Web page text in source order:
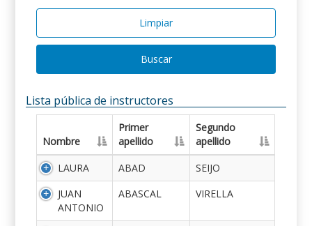
Limpiar
Buscar
Lista pública de instructores
Nombre
Primer
apellido
Segundo
apellido
LAURA
ABAD
SEIJO
JUAN
ANTONIO
ABASCAL VIRELLA